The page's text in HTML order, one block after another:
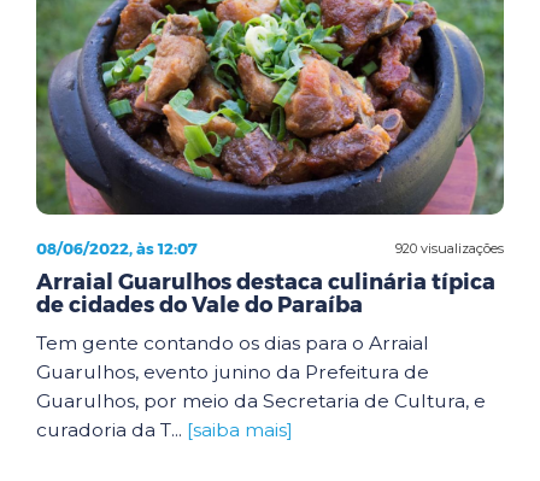
920 visualizações
08/06/2022, às 12:07
Arraial Guarulhos destaca culinária típica
de cidades do Vale do Paraíba
Tem gente contando os dias para o Arraial
Guarulhos, evento junino da Prefeitura de
Guarulhos, por meio da Secretaria de Cultura, e
curadoria da T... [saiba mais]